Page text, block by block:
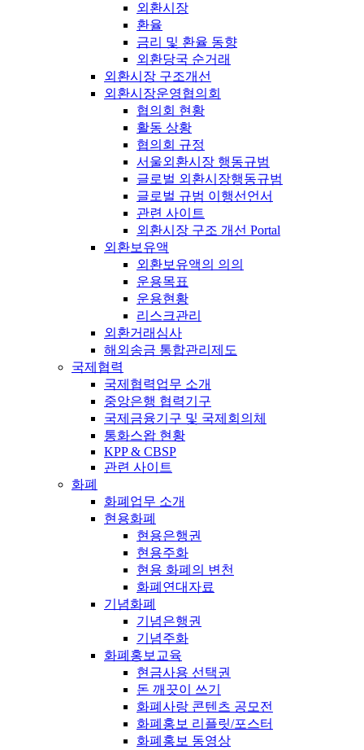
외환시장
환율
금리 및 환율 동향
외환당국 순거래
외환시장 구조개선
외환시장운영협의회
협의회 현황
활동 상황
협의회 규정
서울외환시장 행동규범
글로벌 외환시장행동규범
글로벌 규범 이행선언서
관련 사이트
외환시장 구조 개선 Portal
외환보유액
외환보유액의 의의
운용목표
운용현황
리스크관리
외환거래심사
해외송금 통합관리제도
국제협력
국제협력업무 소개
중앙은행 협력기구
국제금융기구 및 국제회의체
통화스왑 현황
KPP & CBSP
관련 사이트
화폐
화폐업무 소개
현용화폐
현용은행권
현용주화
현용 화폐의 변천
화폐연대자료
기념화폐
기념은행권
기념주화
화폐홍보교육
현금사용 선택권
돈 깨끗이 쓰기
화폐사랑 콘텐츠 공모전
화폐홍보 리플릿/포스터
화폐홍보 동영상